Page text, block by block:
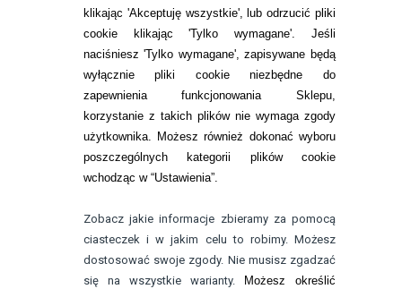
klikając 'Akceptuję wszystkie', lub odrzucić pliki
cookie klikając 'Tylko wymagane'. Jeśli
naciśniesz 'Tylko wymagane', zapisywane będą
wyłącznie pliki cookie niezbędne do
zapewnienia funkcjonowania Sklepu,
korzystanie z takich plików nie wymaga zgody
użytkownika. Możesz również dokonać wyboru
poszczególnych kategorii plików cookie
wchodząc w “Ustawienia”.
Zobacz jakie informacje zbieramy za pomocą
ciasteczek i w jakim celu to robimy. Możesz
dostosować swoje zgody. Nie musisz zgadzać
się na wszystkie warianty.
Możesz określić
Zwrot (odstąpienie od umowy)
ZMIEŃ USTAWIENIA ZGODY NA CIASTECZKA
KONTAKT
telefon:
22 113 44 42
telefon:
732 08 08 72
kontakt@bezokularow.pl